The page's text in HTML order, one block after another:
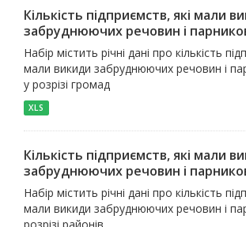
Кількість підприємств, які мали
забруднюючих речовин і
Набір містить річні дані про кількість
мали викиди забруднюючих речовин і
у розрізі громад
XLS
Кількість підприємств, які мали
забруднюючих речовин і
Набір містить річні дані про кількість
мали викиди забруднюючих речовин і